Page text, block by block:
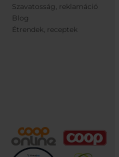
Szavatosság, reklamáció
Blog
Étrendek, receptek